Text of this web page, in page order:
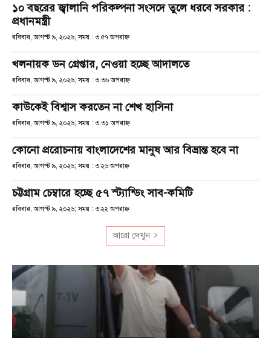
১০ বছরের জ্বালানি পরিকল্পনা সংসদে তুলে ধরবে সরকার :
প্রধানমন্ত্রী
রবিবার, আগস্ট ৯, ২০২৬; সময় : ৩:৫৭ অপরাহ্ণ
খলনায়ক ডন গ্রেপ্তার, নেওয়া হচ্ছে আদালতে
রবিবার, আগস্ট ৯, ২০২৬; সময় : ৩:৩৬ অপরাহ্ণ
কাউকেই বিশ্বাস করতেন না শেখ হাসিনা
রবিবার, আগস্ট ৯, ২০২৬; সময় : ৩:৩১ অপরাহ্ণ
কোনো প্ররোচনায় বাংলাদেশের মানুষ আর বিভ্রান্ত হবে না
রবিবার, আগস্ট ৯, ২০২৬; সময় : ৩:২৬ অপরাহ্ণ
চট্টগ্রাম চেম্বারে হচ্ছে ৫৭ স্ট্যান্ডিং সাব-কমিটি
রবিবার, আগস্ট ৯, ২০২৬; সময় : ৩:২২ অপরাহ্ণ
আরো দেখুন